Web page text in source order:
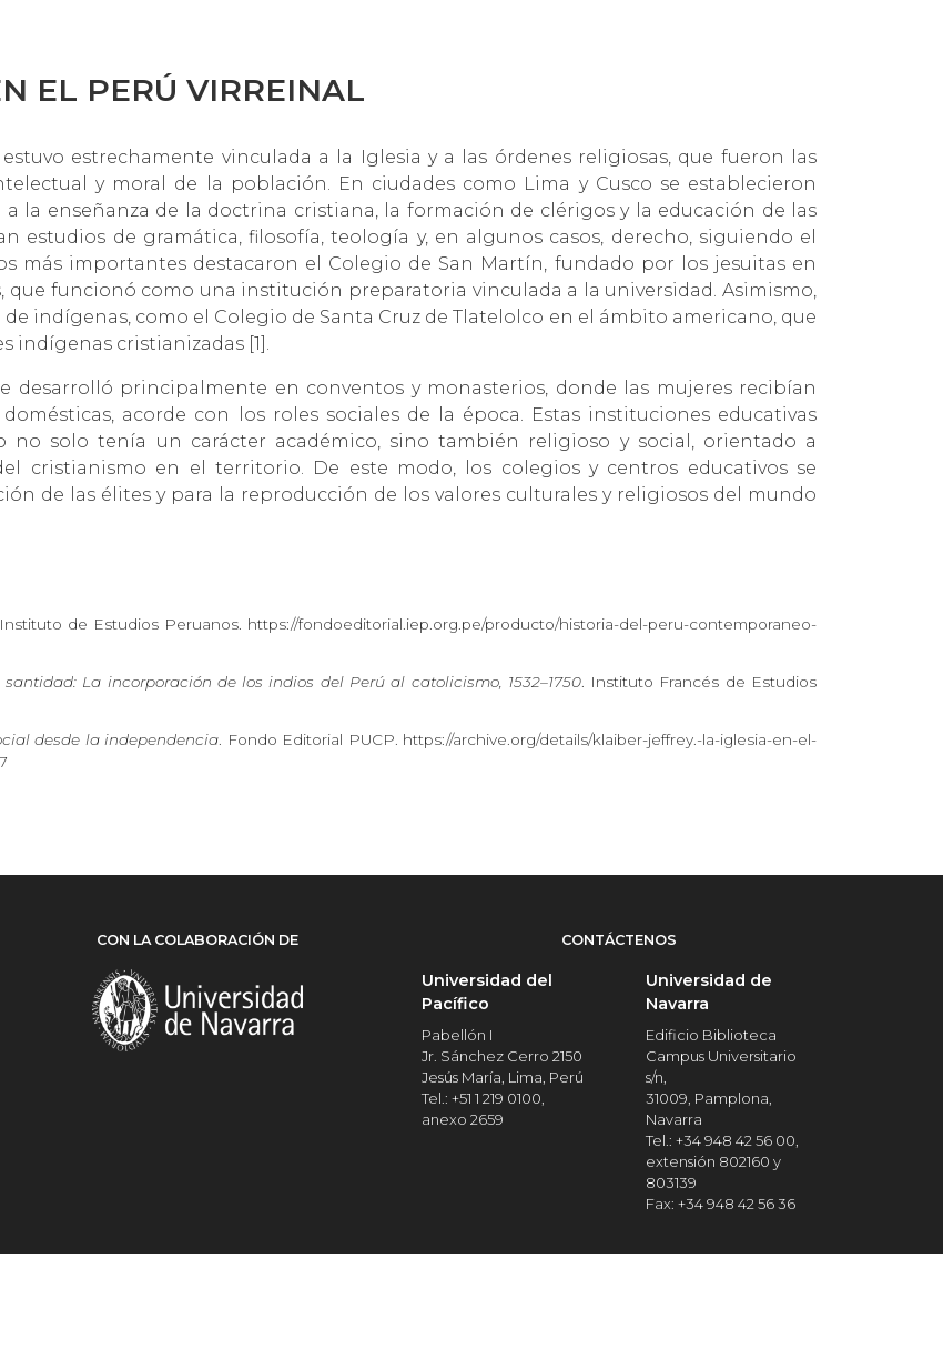
EL PERÚ VIRREINAL
estrechamente vinculada a la Iglesia y a las órdenes religiosas, que fueron las
y moral de la población. En ciudades como Lima y Cusco se establecieron
la enseñanza de la doctrina cristiana, la formación de clérigos y la educación de las
estudios de gramática, filosofía, teología y, en algunos casos, derecho, siguiendo el
más importantes destacaron el Colegio de San Martín, fundado por los jesuitas en
que funcionó como una institución preparatoria vinculada a la universidad. Asimismo,
indígenas, como el Colegio de Santa Cruz de Tlatelolco en el ámbito americano, que
indígenas cristianizadas [1].
desarrolló principalmente en conventos y monasterios, donde las mujeres recibían
acorde con los roles sociales de la época. Estas instituciones educativas
no solo tenía un carácter académico, sino también religioso y social, orientado a
cristianismo en el territorio. De este modo, los colegios y centros educativos se
de las élites y para la reproducción de los valores culturales y religiosos del mundo
. Instituto de Estudios Peruanos. https://fondoeditorial.iep.org.pe/producto/historia-del-peru-contemporaneo-
La incorporación de los indios del Perú al catolicismo, 1532–1750. Instituto Francés de Estudios
desde la independencia . Fondo Editorial PUCP. https://archive.org/details/klaiber-jeffrey.-la-iglesia-en-el-
CON LA COLABORACIÓN DE CONTÁCTENOS
Universidad del
Pacífico
Pabellón I
Jr. Sánchez Cerro 2150
Jesús María, Lima, Perú
Tel.: +51 1 219 0100,
anexo 2659
Universidad de
Navarra
Edificio Biblioteca
Campus Universitario
s/n,
31009, Pamplona,
Navarra
Tel.: +34 948 42 56 00,
extensión 802160 y
803139
Fax: +34 948 42 56 36